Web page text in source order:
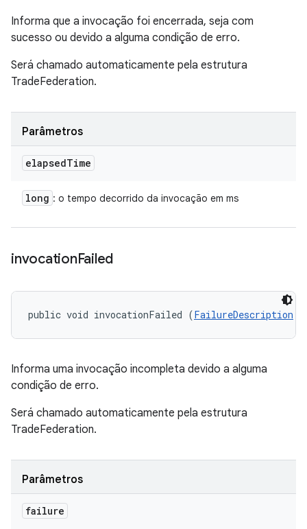
Informa que a invocação foi encerrada, seja com
sucesso ou devido a alguma condição de erro.
Será chamado automaticamente pela estrutura
TradeFederation.
Parâmetros
elapsedTime
long : o tempo decorrido da invocação em ms
invocationFailed
public void invocationFailed (FailureDescription
Informa uma invocação incompleta devido a alguma
condição de erro.
Será chamado automaticamente pela estrutura
TradeFederation.
Parâmetros
failure